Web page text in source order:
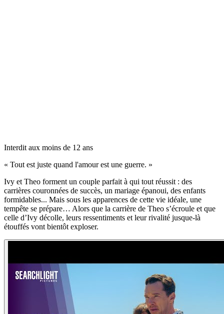
Interdit aux moins de 12 ans
« Tout est juste quand l'amour est une guerre. »
Ivy et Theo forment un couple parfait à qui tout réussit : des
carrières couronnées de succès, un mariage épanoui, des enfants
formidables... Mais sous les apparences de cette vie idéale, une
tempête se prépare… Alors que la carrière de Theo s’écroule et que
celle d’Ivy décolle, leurs ressentiments et leur rivalité jusque-là
étouffés vont bientôt exploser.